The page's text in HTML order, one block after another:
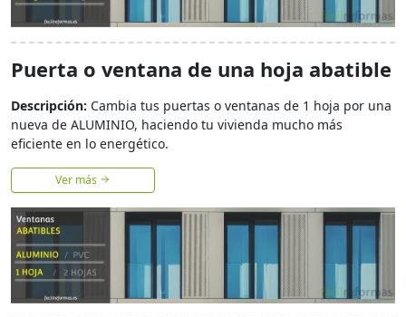
Puerta o ventana de una hoja abatible
Descripción: Cambia tus puertas o ventanas de 1 hoja por una
nueva de ALUMINIO, haciendo tu vivienda mucho más
eficiente en lo energético.
Ver más